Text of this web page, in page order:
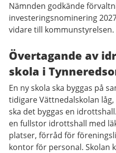
Nämnden godkände
investeringsnominering
vidare till kommunstyrelsen.
Övertagande av
skola i
En ny skola ska byggas på
tidigare Vättnedalskolan
ska det byggas en
en fullstor idrottshall med
platser, förråd för
kontor för personal. Skolan